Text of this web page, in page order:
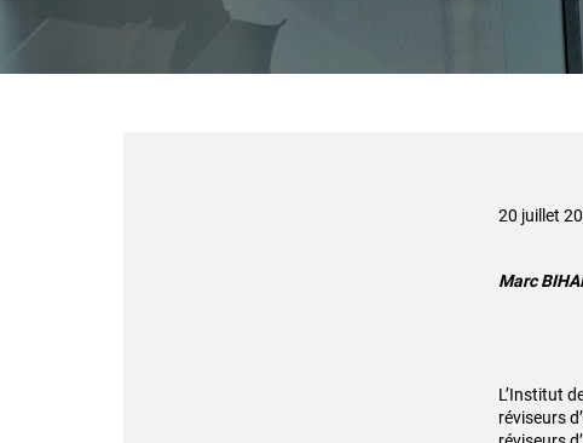
20 juillet
Marc
L’Institut
réviseurs